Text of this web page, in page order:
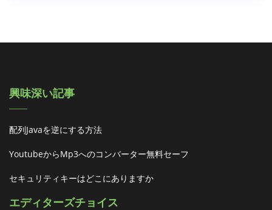
興味深い記事
配列javaを逆にする方法
Youtubeからmp3へのコンバーター無料セーフ
セキュリティキーはどこにありますか
エディターズチョイス